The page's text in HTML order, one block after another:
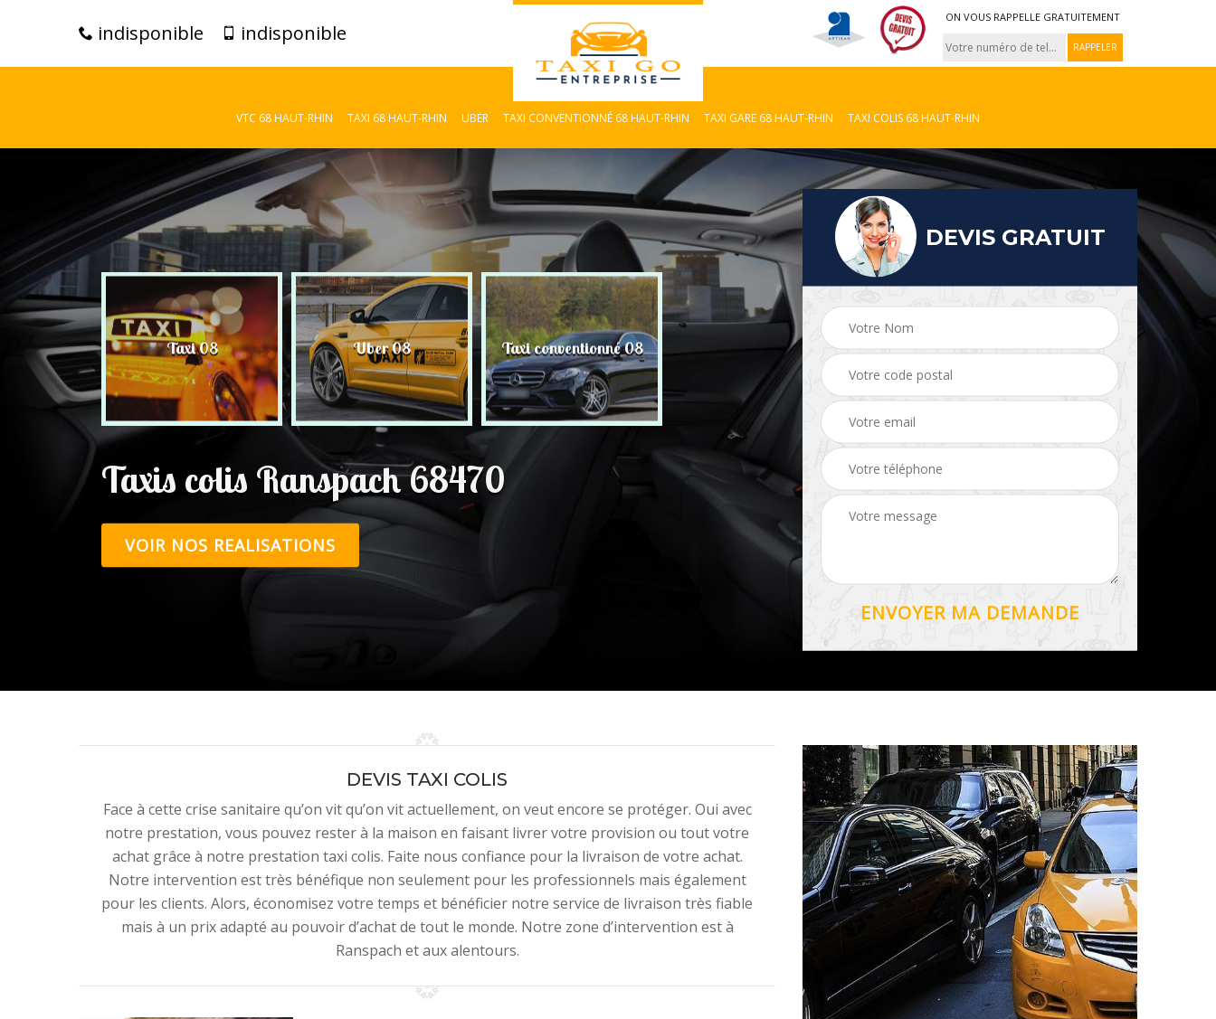
indisponible indisponible
ON VOUS RAPPELLE GRATUITEMENT
VTC 68 HAUT-RHIN TAXI 68 HAUT-RHIN UBER TAXI CONVENTIONNÉ 68 HAUT-RHIN TAXI GARE 68 HAUT-RHIN TAXI COLIS 68 HAUT-RHIN
Taxi 08 Uber 08 Taxi conventionné 08 Taxi Gare 08 Taxi colis 08 VTC 08
Taxis colis Ranspach 68470
VOIR NOS REALISATIONS
DEVIS GRATUIT
DEVIS TAXI COLIS
Face à cette crise sanitaire qu’on vit qu’on vit actuellement, on veut encore se protéger. Oui avec
notre prestation, vous pouvez rester à la maison en faisant livrer votre provision ou tout votre
achat grâce à notre prestation taxi colis. Faite nous confiance pour la livraison de votre achat.
Notre intervention est très bénéfique non seulement pour les professionnels mais également
pour les clients. Alors, économisez votre temps et bénéficier notre service de livraison très fiable
mais à un prix adapté au pouvoir d’achat de tout le monde. Notre zone d’intervention est à
Ranspach et aux alentours.